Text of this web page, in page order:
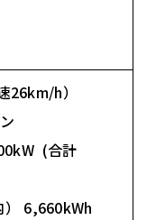
26km/h）
(合計
） 6,660kWh